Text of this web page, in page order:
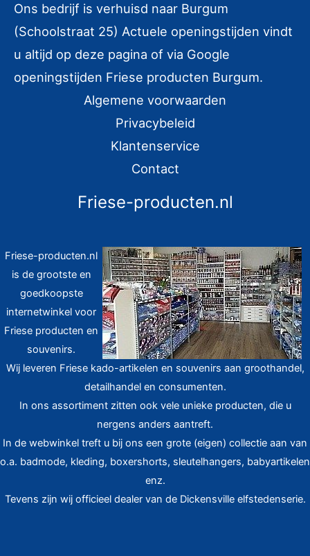
n
a
a
r
Ons bedrijf is verhuisd naar Burgum
(Schoolstraat 25) Actuele openingstijden vindt
u altijd op deze pagina of via Google
openingstijden Friese producten Burgum.
Algemene voorwaarden
Privacybeleid
Klantenservice
Contact
Friese-producten.nl
Friese-producten.nl
is de grootste en
goedkoopste
internetwinkel voor
Friese producten en
souvenirs.
Wij leveren Friese kado-artikelen en souvenirs aan groothandel,
detailhandel en consumenten.
In ons assortiment zitten ook vele unieke producten, die u
nergens anders aantreft.
In de webwinkel treft u bij ons een grote (eigen) collectie aan van
o.a. badmode, kleding, boxershorts, sleutelhangers, babyartikelen
enz.
Tevens zijn wij officieel dealer van de Dickensville elfstedenserie.